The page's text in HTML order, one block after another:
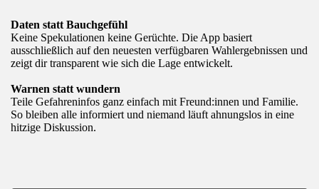
Daten statt Bauchgefühl
Keine Spekulationen keine Gerüchte. Die App basiert
ausschließlich auf den neuesten verfügbaren Wahlergebnissen und
zeigt dir transparent wie sich die Lage entwickelt.
Warnen statt wundern
Teile Gefahreninfos ganz einfach mit Freund:innen und Familie.
So bleiben alle informiert und niemand läuft ahnungslos in eine
hitzige Diskussion.